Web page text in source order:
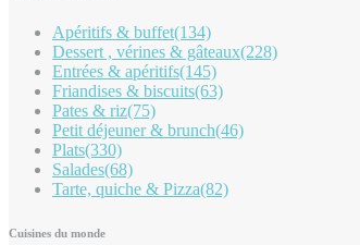
Apéritifs & buffet(134)
Dessert , vérines & gâteaux(228)
Entrées & apéritifs(145)
Friandises & biscuits(63)
Pates & riz(75)
Petit déjeuner & brunch(46)
Plats(330)
Salades(68)
Tarte, quiche & Pizza(82)
Cuisines du monde